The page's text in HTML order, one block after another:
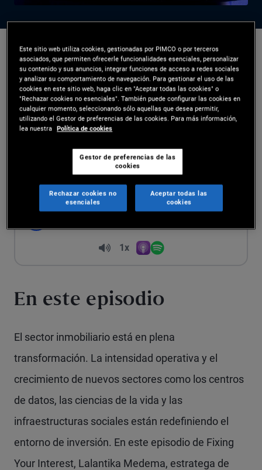
Kirill Zavodov,Lalantika Medema
25/11/2025
CompartirImprimir
From Bricks to Bytes: The
New Frontiers in Real Estate
Investment
Seek
Volume
1x
En este episodio
El sector inmobiliario está en plena
transformación. La intensidad operativa y el
crecimiento de nuevos sectores como los centros
de datos, las ciencias de la vida y las
infraestructuras sociales están redefiniendo el
entorno de inversión. En este episodio de Fixing
Your Interest, Lalantika Medema, estratega de
Este sitio web utiliza cookies, gestionadas por PIMCO o por terceros
asociados, que permiten ofrecerle funcionalidades esenciales, personalizar
su contenido y sus anuncios, integrar funciones de acceso a redes sociales
y analizar su comportamiento de navegación. Para gestionar el uso de las
cookies en este sitio web, haga clic en "Aceptar todas las cookies" o
"Rechazar cookies no esenciales". También puede configurar las cookies en
cualquier momento, seleccionando sólo aquellas que desea permitir,
utilizando el Gestor de preferencias de las cookies. Para más información,
lea nuestra Política de cookies
Gestor de preferencias de las
cookies
Rechazar cookies no
esenciales
Aceptar todas las
cookies